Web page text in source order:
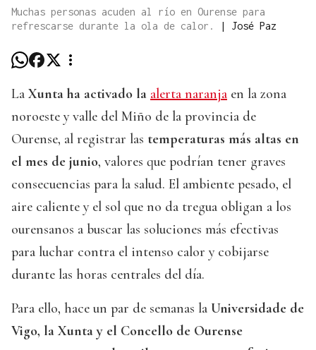
Muchas personas acuden al río en Ourense para
refrescarse durante la ola de calor.
| José Paz
La Xunta ha activado la alerta naranja en la zona
noroeste y valle del Miño de la provincia de
Ourense, al registrar las temperaturas más altas en
el mes de junio, valores que podrían tener graves
consecuencias para la salud. El ambiente pesado, el
aire caliente y el sol que no da tregua obligan a los
ourensanos a buscar las soluciones más efectivas
para luchar contra el intenso calor y cobijarse
durante las horas centrales del día.
Para ello, hace un par de semanas la Universidade de
Vigo, la Xunta y el Concello de Ourense